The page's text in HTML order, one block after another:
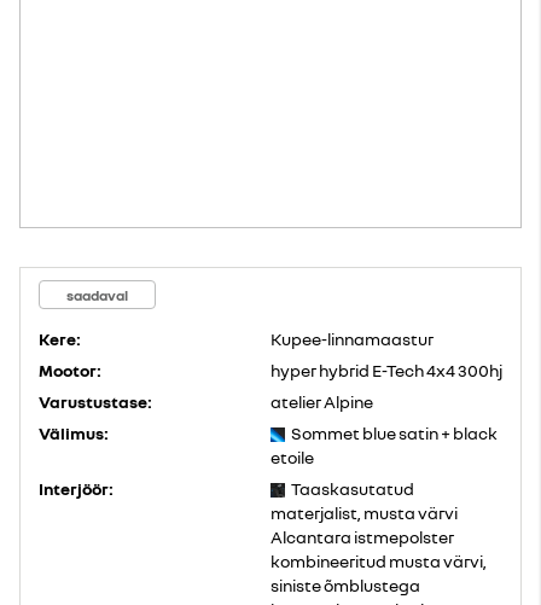
saadaval
Kere:
Kupee-linnamaastur
Mootor:
hyper hybrid E-Tech 4x4 300hj
Varustustase:
atelier Alpine
Välimus:
Sommet blue satin + black
etoile
Interjöör:
Taaskasutatud
materjalist, musta värvi
Alcantara istmepolster
kombineeritud musta värvi,
siniste õmblustega